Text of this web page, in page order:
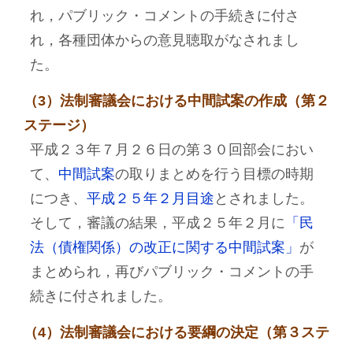
れ，パブリック・コメントの手続きに付さ
れ，各種団体からの意見聴取がなされまし
た。
（3）法制審議会における中間試案の作成（第２
ステージ）
平成２３年７月２６日の第３０回部会におい
て、 中間試案の取りまとめを行う目標の時期
につき、 平成２５年２月目途 とされました。
そして，審議の結果，平成２５年２月に 「民
法（債権関係）の改正に関する中間試案」 が
まとめられ，再びパブリック・コメントの手
続きに付されました。
（4）法制審議会における要綱の決定（第３ステ